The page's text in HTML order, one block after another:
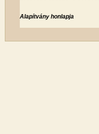
Alapítvány honlapja